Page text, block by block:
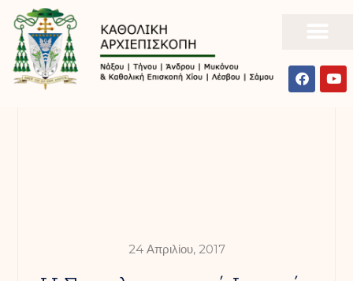
24 Απριλίου, 2017